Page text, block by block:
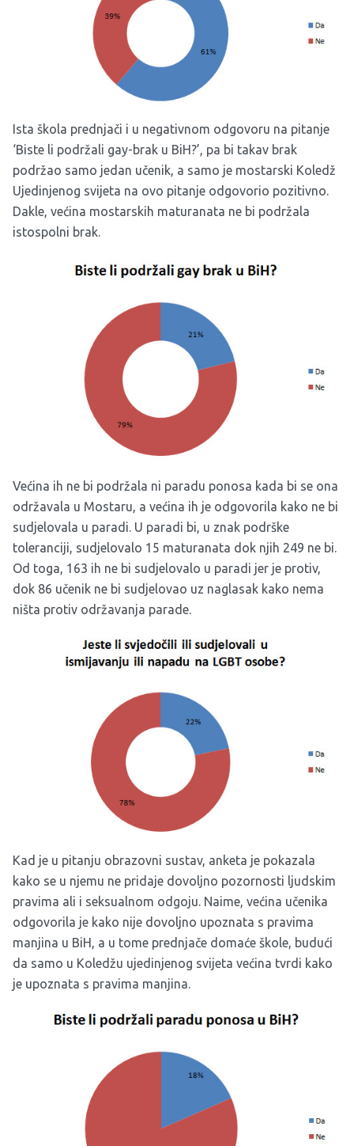
Ista škola prednjači i u negativnom odgovoru na pitanje
‘Biste li podržali gay-brak u BiH?’, pa bi takav brak
podržao samo jedan učenik, a samo je mostarski Koledž
Ujedinjenog svijeta na ovo pitanje odgovorio pozitivno.
Dakle, većina mostarskih maturanata ne bi podržala
istospolni brak.
Većina ih ne bi podržala ni paradu ponosa kada bi se ona
održavala u Mostaru, a većina ih je odgovorila kako ne bi
sudjelovala u paradi. U paradi bi, u znak podrške
toleranciji, sudjelovalo 15 maturanata dok njih 249 ne bi.
Od toga, 163 ih ne bi sudjelovalo u paradi jer je protiv,
dok 86 učenik ne bi sudjelovao uz naglasak kako nema
ništa protiv održavanja parade.
Kad je u pitanju obrazovni sustav, anketa je pokazala
kako se u njemu ne pridaje dovoljno pozornosti ljudskim
pravima ali i seksualnom odgoju. Naime, većina učenika
odgovorila je kako nije dovoljno upoznata s pravima
manjina u BiH, a u tome prednjače domaće škole, budući
da samo u Koledžu ujedinjenog svijeta većina tvrdi kako
je upoznata s pravima manjina.